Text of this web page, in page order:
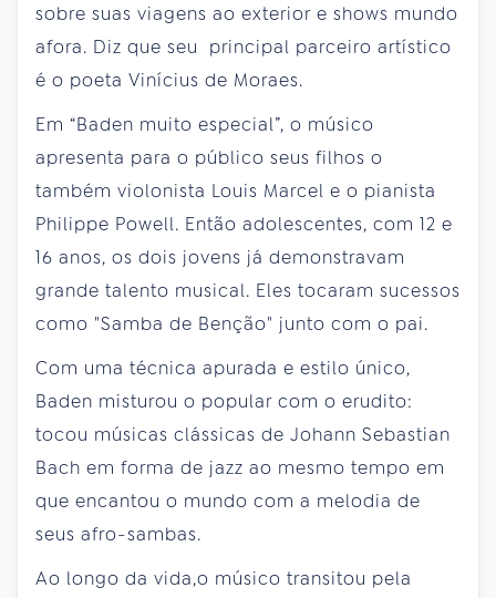
sobre suas viagens ao exterior e shows mundo
afora. Diz que seu principal parceiro artístico
é o poeta Vinícius de Moraes.
Em “Baden muito especial”, o músico
apresenta para o público seus filhos o
também violonista Louis Marcel e o pianista
Philippe Powell. Então adolescentes, com 12 e
16 anos, os dois jovens já demonstravam
grande talento musical. Eles tocaram sucessos
como "Samba de Benção" junto com o pai.
Com uma técnica apurada e estilo único,
Baden misturou o popular com o erudito:
tocou músicas clássicas de Johann Sebastian
Bach em forma de jazz ao mesmo tempo em
que encantou o mundo com a melodia de
seus afro-sambas.
Ao longo da vida,o músico transitou pela